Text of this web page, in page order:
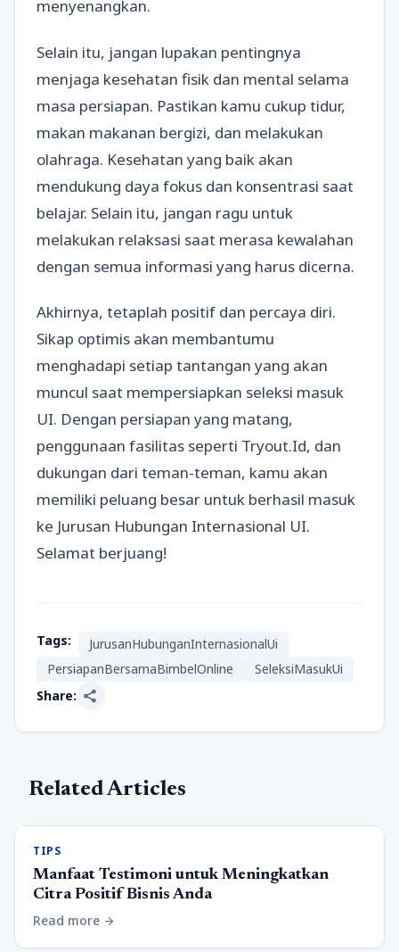
menyenangkan.
Selain itu, jangan lupakan pentingnya
menjaga kesehatan fisik dan mental selama
masa persiapan. Pastikan kamu cukup tidur,
makan makanan bergizi, dan melakukan
olahraga. Kesehatan yang baik akan
mendukung daya fokus dan konsentrasi saat
belajar. Selain itu, jangan ragu untuk
melakukan relaksasi saat merasa kewalahan
dengan semua informasi yang harus dicerna.
Akhirnya, tetaplah positif dan percaya diri.
Sikap optimis akan membantumu
menghadapi setiap tantangan yang akan
muncul saat mempersiapkan seleksi masuk
UI. Dengan persiapan yang matang,
penggunaan fasilitas seperti Tryout.Id, dan
dukungan dari teman-teman, kamu akan
memiliki peluang besar untuk berhasil masuk
ke Jurusan Hubungan Internasional UI.
Selamat berjuang!
Tags:
JurusanHubunganInternasionalUi
PersiapanBersamaBimbelOnline
SeleksiMasukUi
Share: share
Related Articles
TIPS
Manfaat Testimoni untuk Meningkatkan
Citra Positif Bisnis Anda
Read more arrow_forward